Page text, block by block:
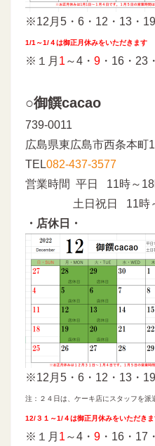
※12月5・6・12・13・19
1/1～1/４は御正月休みをいただきます
※１月 1 ～4・ 9 ・16・23
○御饌cacao
739-0011
広島県東広島市西条本町
TEL082-437-3577
営業時間 平日 11時～
土日祝日 11時～
・店休日・
※12月5・6・12・13・19
注：２４日は、ケーキ店にスタッフを派
12/３１～1/４は御正月休みをいただき
※１月 1 ～4・ 9 ・16・17